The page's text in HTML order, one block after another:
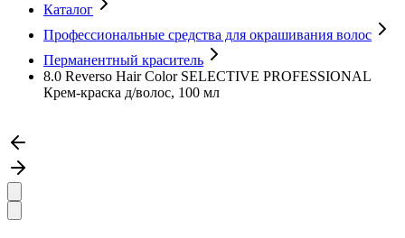
Каталог
Профессиональные средства для окрашивания волос
Перманентный краситель
8.0 Reverso Hair Color SELECTIVE PROFESSIONAL
Крем-краска д/волос, 100 мл